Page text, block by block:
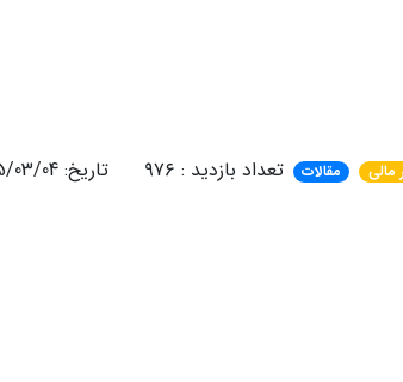
مالی مقالات تعداد بازدید : ۹۷۶ تاریخ: 1405/03/04